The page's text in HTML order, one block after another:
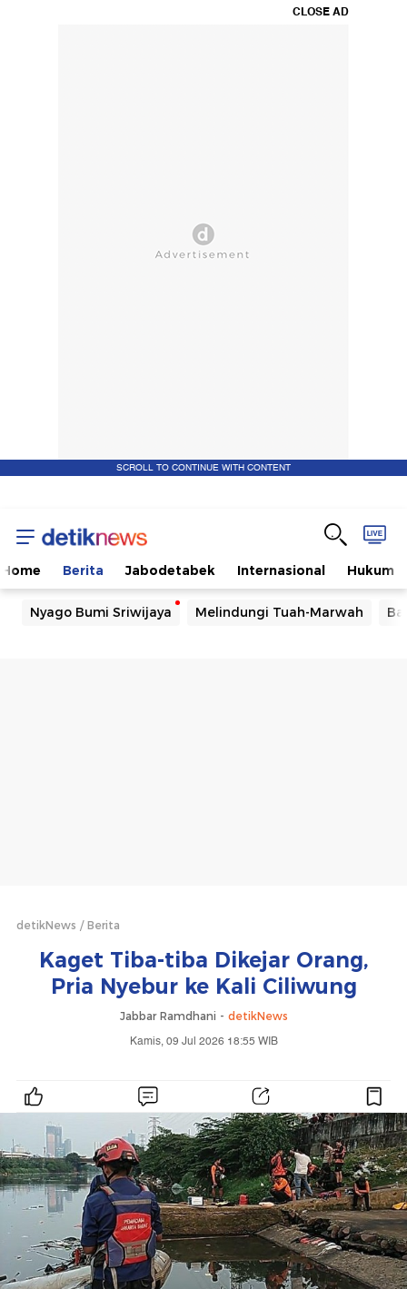
CLOSE AD
SCROLL TO CONTINUE WITH CONTENT
Home Berita Jabodetabek Internasional Hukum
Nyago Bumi Sriwijaya Melindungi Tuah-Marwah
detikNews Berita
Kaget Tiba-tiba Dikejar Orang,
Pria Nyebur ke Kali Ciliwung
Jabbar Ramdhani - detikNews
Kamis, 09 Jul 2026 18:55 WIB